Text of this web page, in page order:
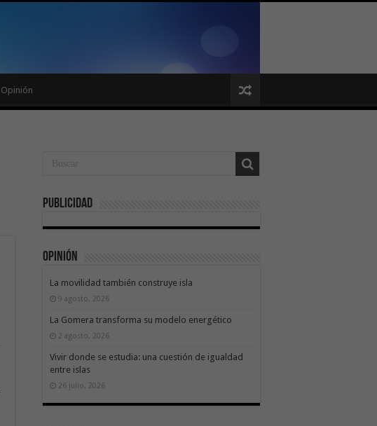
Opinión
Publicidad
Opinión
La movilidad también construye isla
9 agosto, 2026
La Gomera transforma su modelo energético
2 agosto, 2026
Vivir donde se estudia: una cuestión de igualdad
entre islas
26 julio, 2026